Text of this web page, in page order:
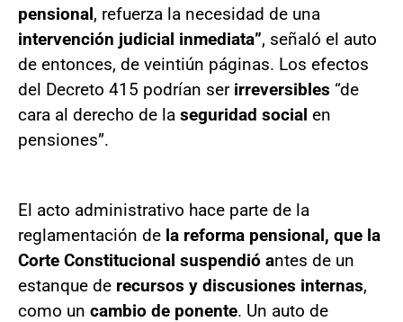
pensional, refuerza la necesidad de una
intervención judicial inmediata”, señaló el auto
de entonces, de veintiún páginas. Los efectos
del Decreto 415 podrían ser irreversibles “de
cara al derecho de la seguridad social en
pensiones”.
El acto administrativo hace parte de la
reglamentación de la reforma pensional, que la
Corte Constitucional suspendió antes de un
estanque de recursos y discusiones internas,
como un cambio de ponente. Un auto de